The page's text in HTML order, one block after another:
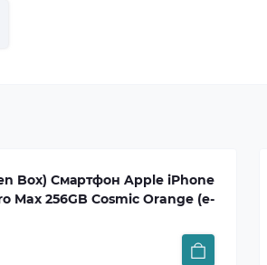
(Open Box) Смартфон Apple iPhone
17 Pro 512Gb Deep Blue (e-sim)